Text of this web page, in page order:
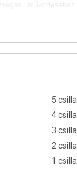
valamely
terméskivonat;
zsírsavak
5
4
3
2
1